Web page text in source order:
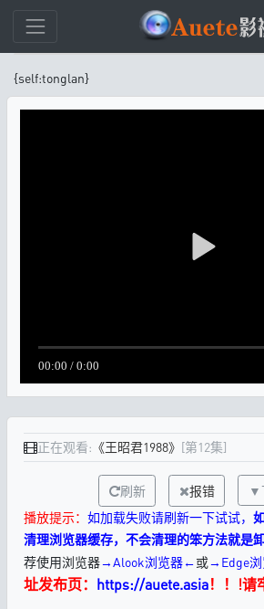
{self:tonglan}
正在观看: 《王昭君1988》 [第12集]
刷新 报错
▼
播放提示： 如加载失败请刷新一下试试，
清理浏览器缓存，不会清理的笨方法就是
荐使用浏览器→Alook浏览器←或→Edge
址发布页： https://auete.asia！！!请